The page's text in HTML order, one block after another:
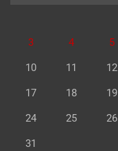
3 4 5
10 11 12
17 18 19
24 25 26
31